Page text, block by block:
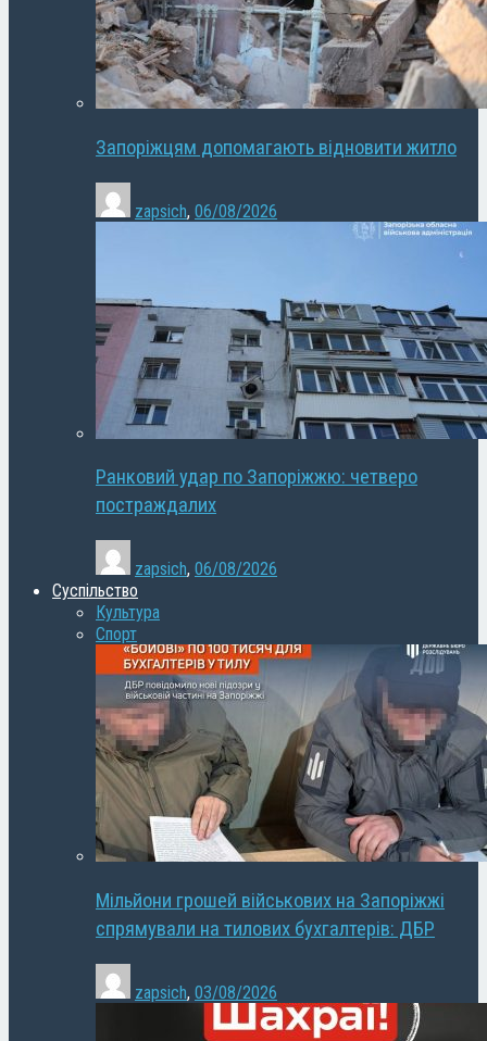
Запоріжцям допомагають відновити житло
zapsich, 06/08/2026
Ранковий удар по Запоріжжю: четверо
постраждалих
zapsich, 06/08/2026
Суспільство
Культура
Спорт
Мільйони грошей військових на Запоріжжі
спрямували на тилових бухгалтерів: ДБР
zapsich, 03/08/2026